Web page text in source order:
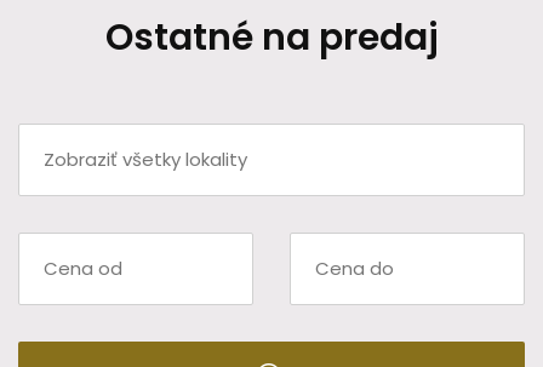
Ostatné na predaj